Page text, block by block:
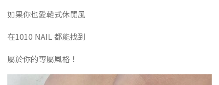
如果你也愛韓式休閒風
在1010 NAIL 都能找到
屬於你的專屬風格！